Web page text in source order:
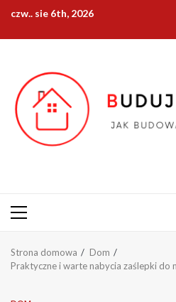
treści
czw.. sie 6th, 2026
Menu
Strona domowa
Dom
Praktyczne i warte nabycia zaślepki do